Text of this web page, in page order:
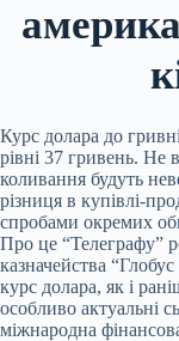
Курс долара до
рівні 37 гривень. Не
коливання будуть
різниця в купівлі-
спробами окремих
Про це “Телеграфу”
казначейства
курс долара, як і
особливо актуальні
міжнародна